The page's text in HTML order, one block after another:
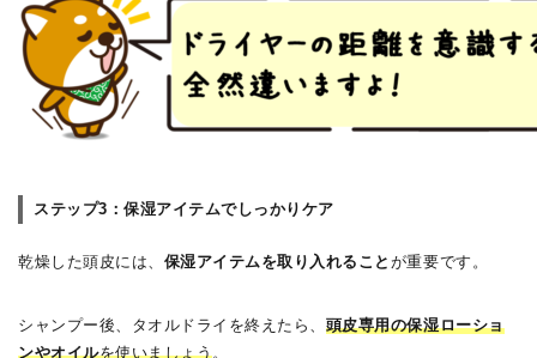
ステップ3：保湿アイテムでしっかりケア
乾燥した頭皮には、 保湿アイテムを取り入れること が重要です。
シャンプー後、タオルドライを終えたら、 頭皮専用の保湿ローショ
ンやオイルを使いましょう。